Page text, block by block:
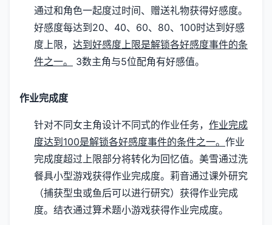
通过和角色一起度过时间、赠送礼物获得好感度。
好感度每达到20、40、60、80、100时达到好感
度上限， 达到好感度上限是解锁各好感度事件的条
件之一。
3数主角与5位配角有好感值。
作业完成度
针对不同女主角设计不同式的作业任务， 作业完成
度达到100是解锁各好感度事件的条件之一。 作业
完成度超过上限部分将转化为回忆值。 美雪通过洗
餐具小型游戏获得作业完成度。 莉音通过课外研究
（捕获型虫或鱼后可以进行研究）获得作业完成
度。 结衣通过算术题小游戏获得作业完成度。